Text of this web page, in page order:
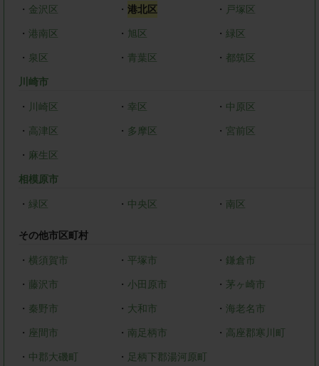
・ 金沢区 ・ 港北区 ・ 戸塚区
・ 港南区 ・ 旭区 ・ 緑区
・ 泉区 ・ 青葉区 ・ 都筑区
川崎市
・ 川崎区 ・ 幸区 ・ 中原区
・ 高津区 ・ 多摩区 ・ 宮前区
・ 麻生区
相模原市
・ 緑区 ・ 中央区 ・ 南区
その他市区町村
・ 横須賀市 ・ 平塚市 ・ 鎌倉市
・ 藤沢市 ・ 小田原市 ・ 茅ヶ崎市
・ 秦野市 ・ 大和市 ・ 海老名市
・ 座間市 ・ 南足柄市 ・ 高座郡寒川町
・ 中郡大磯町 ・ 足柄下郡湯河原町